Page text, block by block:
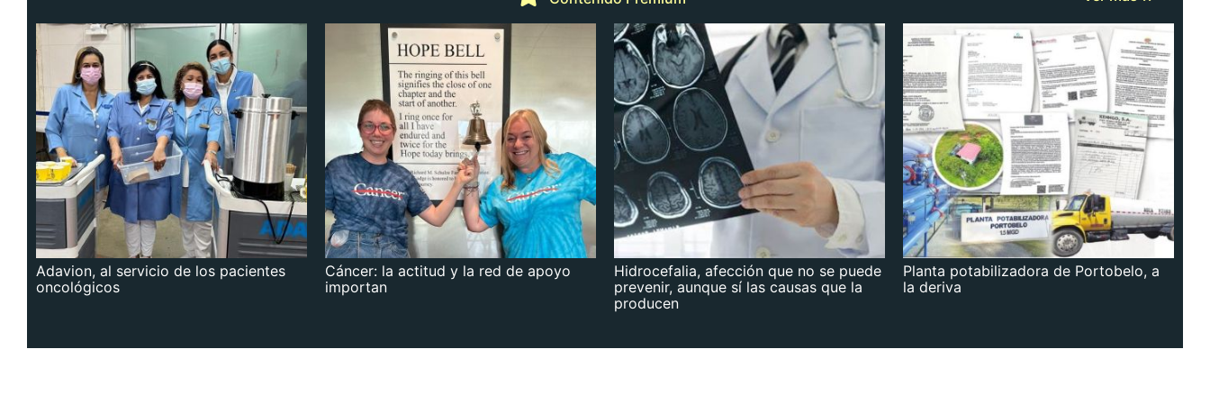
Adavion, al servicio de los pacientes
oncológicos
Cáncer: la actitud y la red de apoyo
importan
Hidrocefalia, afección que no se puede
prevenir, aunque sí las causas que la
producen
Planta potabilizadora de Portobelo, a
la deriva